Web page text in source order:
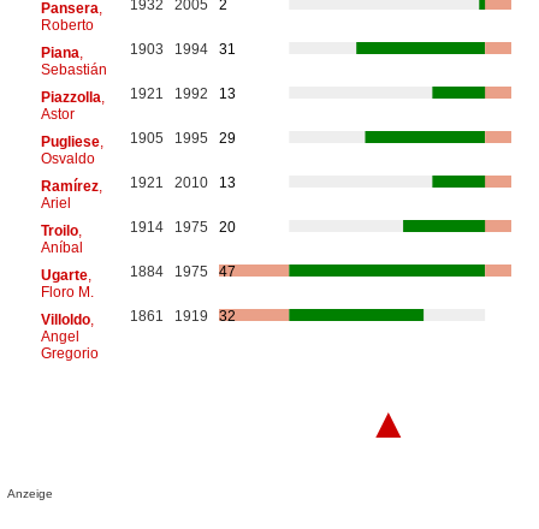
Pansera
Roberto
1932 2005 2
Piana
Sebastián
1903 1994 31
Piazzolla
Astor
1921 1992 13
Pugliese,
Osvaldo
1905 1995 29
Ramírez,
Ariel
1921 2010 13
Troilo,
Aníbal
1914 1975 20
Ugarte,
Floro M.
1884 1975 47
Villoldo,
Angel
Gregorio
1861 1919 32
▲
Anzeige